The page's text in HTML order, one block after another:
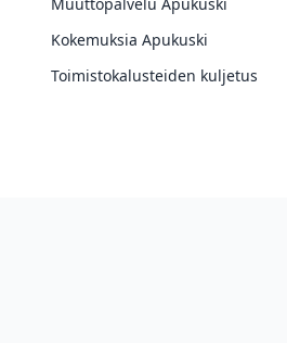
Kokemuksia Apukuski
Toimistokalusteiden kuljetus